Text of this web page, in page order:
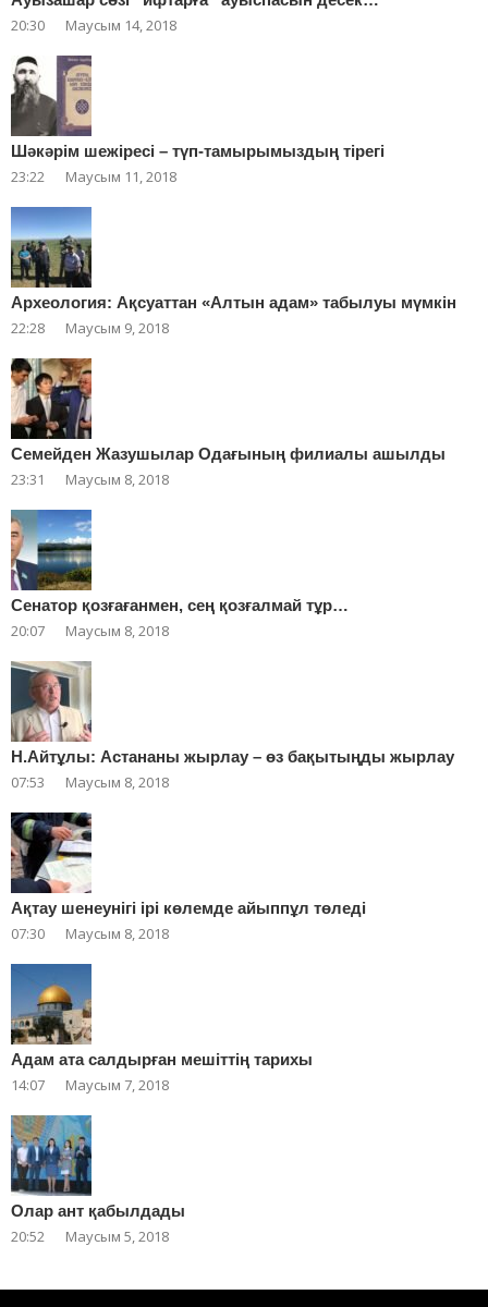
20:30 Маусым 14, 2018
Шәкәрім шежіресі – түп-тамырымыздың тірегі
23:22 Маусым 11, 2018
Археология: Ақсуаттан «Алтын адам» табылуы мүмкін
22:28 Маусым 9, 2018
Cемейден Жазушылар Одағының филиалы ашылды
23:31 Маусым 8, 2018
Сенатор қозғағанмен, сең қозғалмай тұр…
20:07 Маусым 8, 2018
Н.Айтұлы: Астананы жырлау – өз бақытыңды жырлау
07:53 Маусым 8, 2018
Ақтау шенеунігі ірі көлемде айыппұл төледі
07:30 Маусым 8, 2018
Адам ата салдырған мешіттің тарихы
14:07 Маусым 7, 2018
Олар ант қабылдады
20:52 Маусым 5, 2018